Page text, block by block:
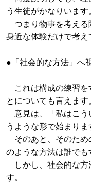
う生徒がかなりいます。
つまり物事を考える
身近な体験だけで考え
●「社会的な方法」へ
これは構成の練習を
とについても言えます。
意見は、「私はこう
うような形で始まりま
そのあと、そのため
のような方法は誰でも
しかし、社会的な方
す。